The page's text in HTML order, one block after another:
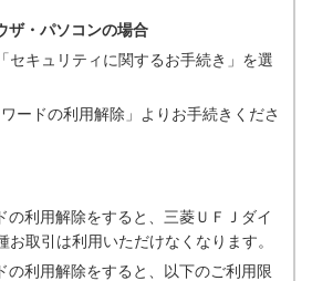
ザ・パソコンの場合
キュリティに関するお手続き」を選
ードの利用解除」よりお手続きくださ
の利用解除をすると、三菱ＵＦＪダイ
お取引は利用いただけなくなります。
の利用解除をすると、以下のご利用限